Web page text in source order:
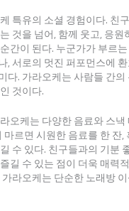
특유의 소셜 경험이다. 친
것을 넘어, 함께 웃고, 응원
간이 된다. 누군가가 부르
, 서로의 멋진 퍼포먼스에
다. 가라오케는 사람들 간
것이다.
오케는 다양한 음료와 스
르면 시원한 음료를 한 잔,
수 있다. 친구들과의 기분
길 수 있는 점이 더욱 매력
라오케는 단순한 노래방